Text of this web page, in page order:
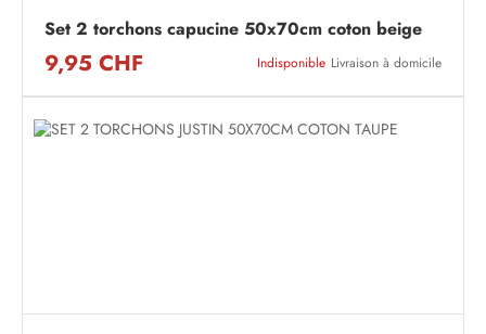
Set 2 torchons capucine 50x70cm coton beige
9,95 CHF Indisponible Livraison à domicile